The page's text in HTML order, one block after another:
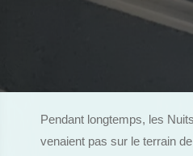
Pendant longtemps, les
venaient pas sur le terrain